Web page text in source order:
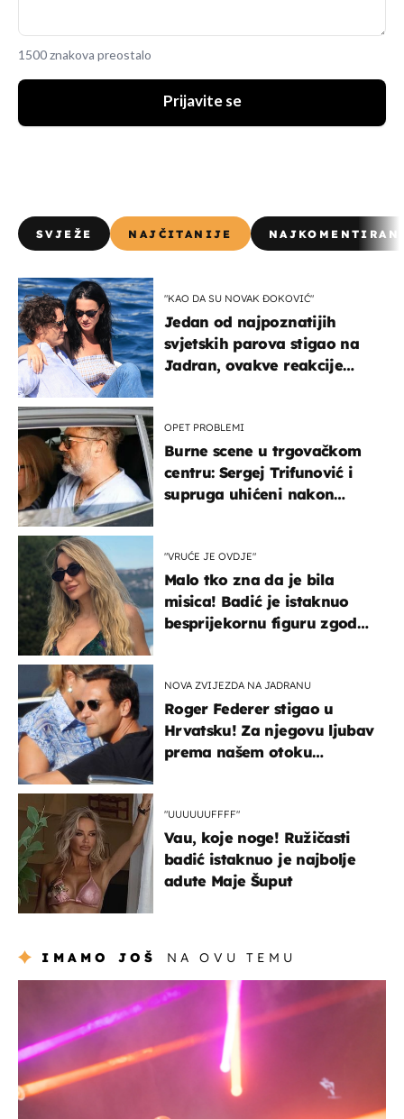
1500 znakova preostalo
Prijavite se
SVJEŽE NAJČITANIJE
"KAO DA SU NOVAK ĐOKOVIĆ"
Jedan od najpoznatijih
svjetskih parova stigao na
Jadran, ovakve reakcije
OPET PROBLEMI
Burne scene u trgovačkom
centru: Sergej Trifunović i
supruga uhićeni nakon
"VRUĆE JE OVDJE"
Malo tko zna da je bila
misica! Badić je istaknuo
besprijekornu figuru zgodne
NOVA ZVIJEZDA NA JADRANU
Roger Federer stigao u
Hrvatsku! Za njegovu ljubav
prema našem otoku
"UUUUUUFFFF"
Vau, koje noge! Ružičasti
badić istaknuo je najbolje
adute Maje Šuput
IMAMO JOŠ NA OVU TEMU